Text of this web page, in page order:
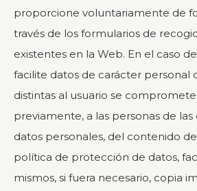
proporcione voluntariamente de
través de los formularios de
existentes en la Web. En el caso
facilite datos de carácter personal
distintas al usuario se
previamente, a las personas de las
datos personales, del contenido
política de protección de datos,
mismos, si fuera necesario, copia